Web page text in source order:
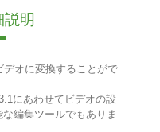
説明
オに変換することがで
にあわせてビデオの設
編集ツールでもありま